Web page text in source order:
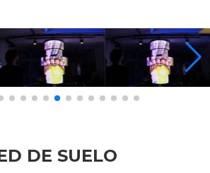
DE SUELO